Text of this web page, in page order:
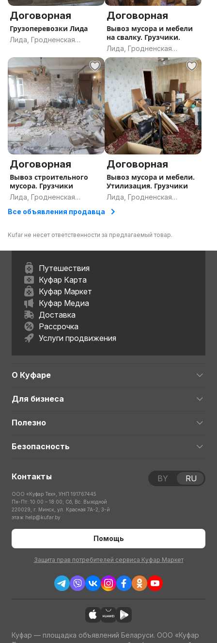
Договорная
Грузоперевозки Лида
Лида, Гродненская
Договорная
Вывоз мусора и мебели
на свалку. Грузчики.
Лида, Гродненская
область
Договорная
Вывоз строительного
мусора. Грузчики
Лида, Гродненская
Договорная
Вывоз мусора и мебели.
Утилизация. Грузчики
Лида, Гродненская
Все объявления продавца
Kufar не несет ответственности за предлагаемый товар.
Путешествия
Куфар Карта
Куфар Маркет
Куфар Медиа
Доставка
Рассрочка
Услуги продвижения
О Куфаре
Для бизнеса
Полезно
Безопасность
Контакты
ООО «Куфар Тех», УНП 191767445
Пн-Пт: 10:00 – 18:00; Сб, Вс: Выходной
220029, г. Минск, ул. Красная 7А-2, 3-й
этаж help@kufar.by
Помощь
Защита прав потребителей сервиса Куфар Маркет
BY RU
Куфар — площадка объявлений Беларуси. ООО «Куфар